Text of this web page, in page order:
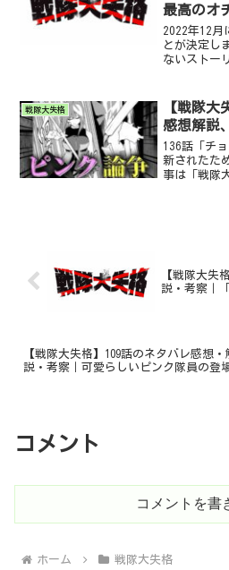
最高のオ
2022年12月
とが決定し
ないストー
きます。重
たり感想を
戦隊大失格
【戦隊大
感想解説
136話「チ
新されたた
事は「戦隊
【戦隊大失
説・考察｜
【戦隊大失格】109話のネタバレ感想・
説・考察｜可愛らしいピンク隊員の登
コメント
コメントを書
ホーム 戦隊大失格